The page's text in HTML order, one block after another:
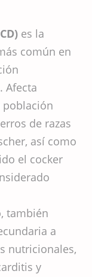
es la
común en
Afecta
población
de razas
así como
el cocker
también
a
nutricionales,
y